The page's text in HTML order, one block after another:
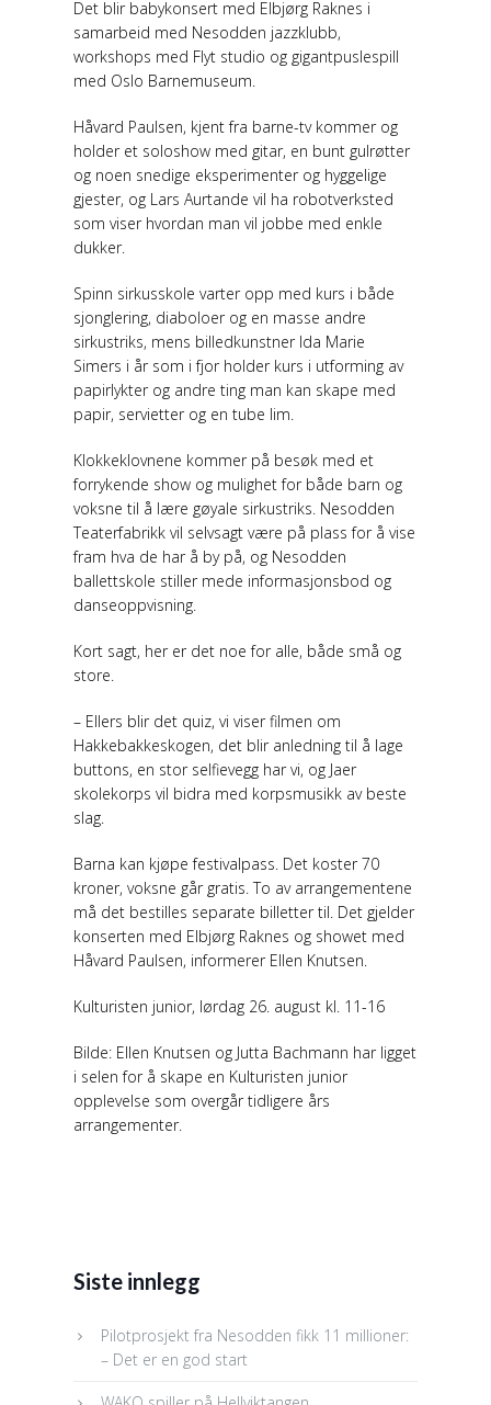
Det blir babykonsert med Elbjørg Raknes i
samarbeid med Nesodden jazzklubb,
workshops med Flyt studio og gigantpuslespill
med Oslo Barnemuseum.
Håvard Paulsen, kjent fra barne-tv kommer og
holder et soloshow med gitar, en bunt gulrøtter
og noen snedige eksperimenter og hyggelige
gjester, og Lars Aurtande vil ha robotverksted
som viser hvordan man vil jobbe med enkle
dukker.
Spinn sirkusskole varter opp med kurs i både
sjonglering, diaboloer og en masse andre
sirkustriks, mens billedkunstner Ida Marie
Simers i år som i fjor holder kurs i utforming av
papirlykter og andre ting man kan skape med
papir, servietter og en tube lim.
Klokkeklovnene kommer på besøk med et
forrykende show og mulighet for både barn og
voksne til å lære gøyale sirkustriks. Nesodden
Teaterfabrikk vil selvsagt være på plass for å vise
fram hva de har å by på, og Nesodden
ballettskole stiller mede informasjonsbod og
danseoppvisning.
Kort sagt, her er det noe for alle, både små og
store.
– Ellers blir det quiz, vi viser filmen om
Hakkebakkeskogen, det blir anledning til å lage
buttons, en stor selfievegg har vi, og Jaer
skolekorps vil bidra med korpsmusikk av beste
slag.
Barna kan kjøpe festivalpass. Det koster 70
kroner, voksne går gratis. To av arrangementene
må det bestilles separate billetter til. Det gjelder
konserten med Elbjørg Raknes og showet med
Håvard Paulsen, informerer Ellen Knutsen.
Kulturisten junior, lørdag 26. august kl. 11-16
Bilde: Ellen Knutsen og Jutta Bachmann har ligget
i selen for å skape en Kulturisten junior
opplevelse som overgår tidligere års
arrangementer.
Siste innlegg
Pilotprosjekt fra Nesodden fikk 11 millioner:
– Det er en god start